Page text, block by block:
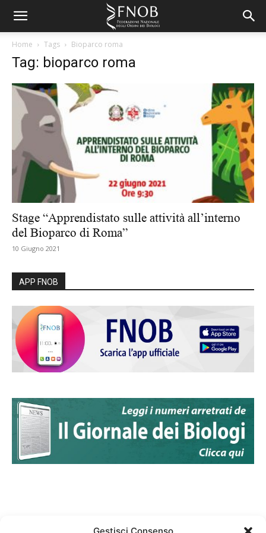
Home Tags Bioparco roma
Tag: bioparco roma
Stage “Apprendistato sulle attività all’interno
del Bioparco di Roma”
10 Giugno 2021
APP FNOB